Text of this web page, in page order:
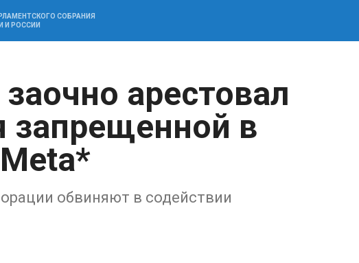
СОБРАНИЯ
И РОССИИ
арестовал
запрещенной в
обвиняют в содействии